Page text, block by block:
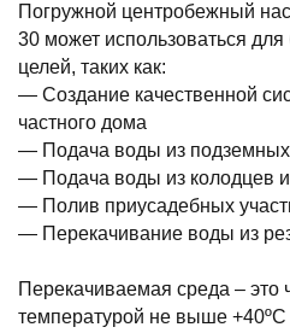
Погружной центробежный
30 может использоваться
целей, таких как:
— Создание качественной
частного дома
— Подача воды из
— Подача воды из колодцев
— Полив приусадебных
— Перекачивание воды из
Перекачиваемая среда – это
температурой не выше +40ºС